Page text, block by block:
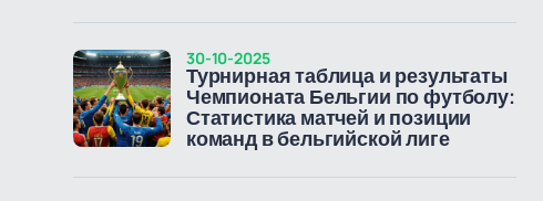
Турнирная таблица и результаты
Чемпионата Бельгии по футболу:
Статистика матчей и позиции
команд в бельгийской лиге
30-10-2025